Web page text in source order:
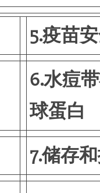
5.疫苗
6.水痘
球蛋白
7.储存